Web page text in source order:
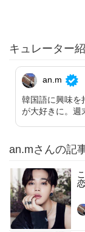
キュレーター
an.m
韓国語に興味を
が大好きに。週
an.mさんの記